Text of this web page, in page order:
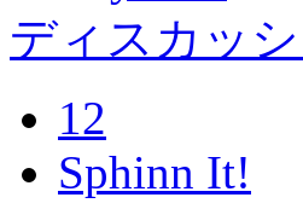
ディスカッ
12
Sphinn It!